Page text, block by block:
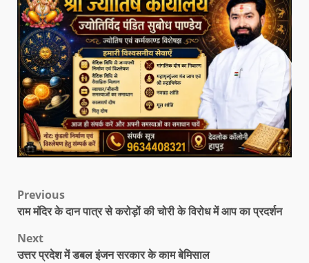
Previous
राम मंदिर के दान पात्र से करोड़ों की चोरी के विरोध में आप का प्रदर्शन
Next
उत्तर प्रदेश में डबल इंजन सरकार के काम बेमिसाल